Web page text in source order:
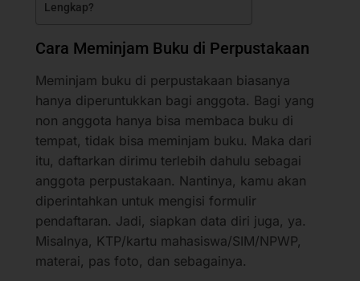
Lengkap?
Cara Meminjam Buku di Perpustakaan
Meminjam buku di perpustakaan biasanya
hanya diperuntukkan bagi anggota. Bagi yang
non anggota hanya bisa membaca buku di
tempat, tidak bisa meminjam buku. Maka dari
itu, daftarkan dirimu terlebih dahulu sebagai
anggota perpustakaan. Nantinya, kamu akan
diperintahkan untuk mengisi formulir
pendaftaran. Jadi, siapkan data diri juga, ya.
Misalnya, KTP/kartu mahasiswa/SIM/NPWP,
materai, pas foto, dan sebagainya.